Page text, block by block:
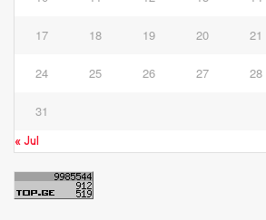
17 18 19 20 21
24 25 26 27 28
31
« Jul